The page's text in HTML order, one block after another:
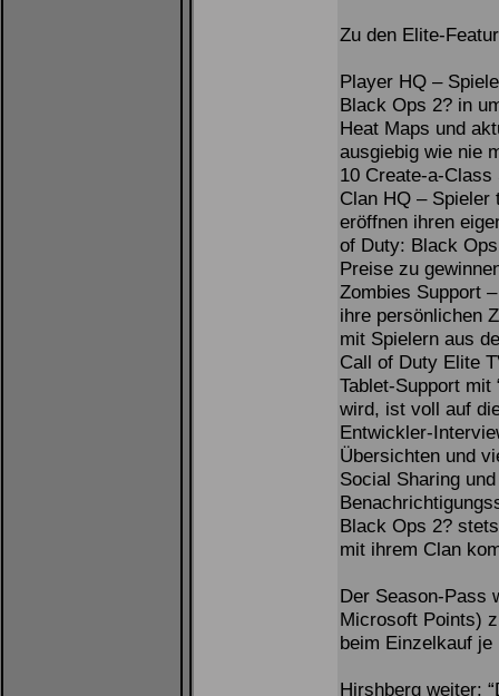
Zu den Elite-
Player HQ –
Black Ops 2? in
Heat Maps und
ausgiebig wie nie
10 Create-a-
Clan HQ – Spieler
eröffnen ihren
of Duty: Black
Preise zu
Zombies Support
ihre persönlichen
mit Spielern aus
Call of Duty Elite
Tablet-Support
wird, ist voll auf
Entwickler-
Übersichten und
Social Sharing
Black Ops 2?
mit ihrem Clan
Der Season-Pass
Microsoft Points)
beim Einzelkauf
Hirshberg weiter: